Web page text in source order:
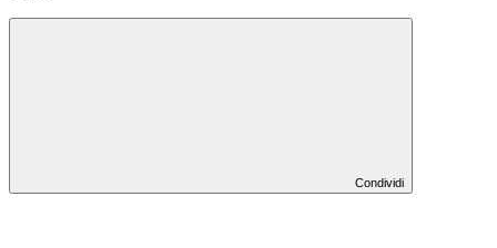
Condividi